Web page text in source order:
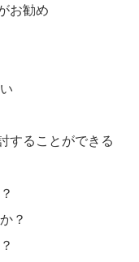
お勧め
することができる
？